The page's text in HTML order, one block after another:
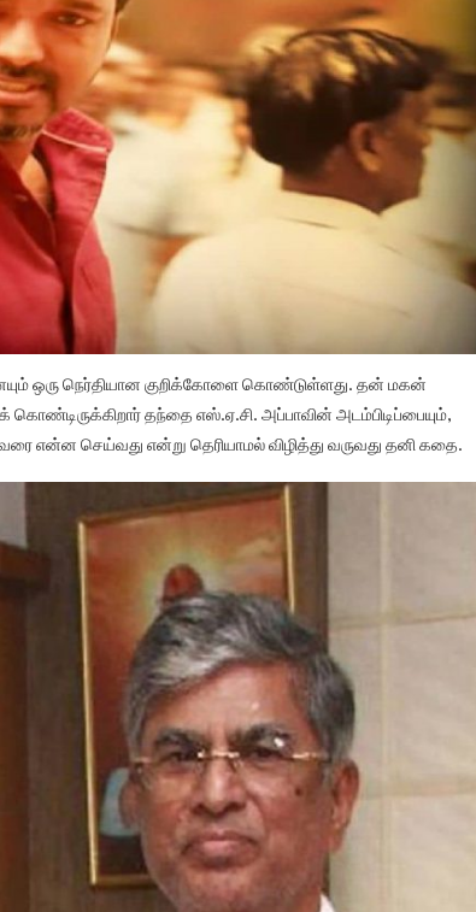
ஒரு நெர்தியான குறிக்கோளை கொண்டுள்ளது. தன் மகன்
தந்தை எஸ்.ஏ.சி. அப்பாவின் அடம்பிடிப்பையும்,
என்ன செய்வது என்று தெரியாமல் விழித்து வருவது தனி கதை.